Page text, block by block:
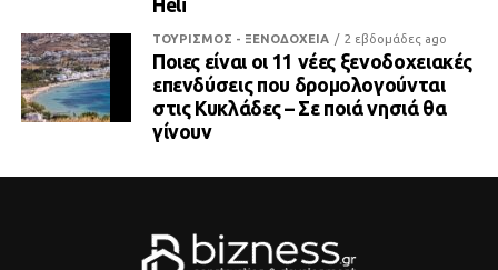
Heli
ΤΟΥΡΙΣΜΟΣ - ΞΕΝΟΔΟΧΕΙΑ 2 εβδομάδες ago
Ποιες είναι οι 11 νέες ξενοδοχειακές
επενδύσεις που δρομολογούνται
στις Κυκλάδες – Σε ποιά νησιά θα
γίνουν